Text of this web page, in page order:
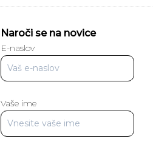
Naroči se na novice
E-naslov
Vaše ime